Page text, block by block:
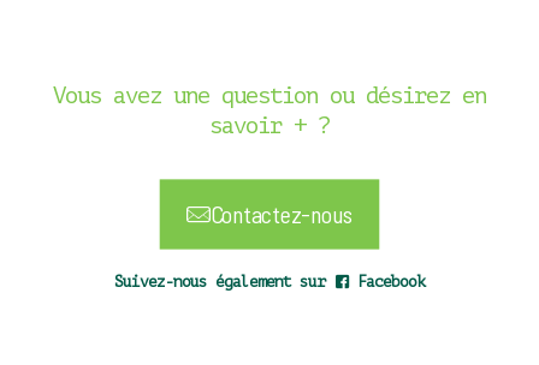
Vous avez une question ou désirez en
savoir + ?
Contactez-nous
Suivez-nous également sur Facebook